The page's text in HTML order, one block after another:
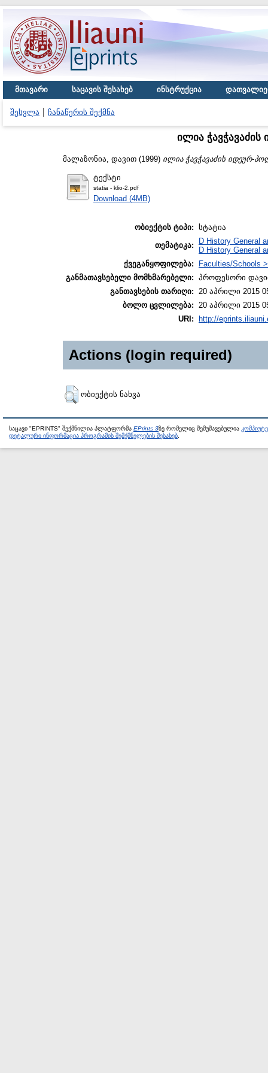
მთავარი საცავის შესახებ ინსტრუქცია
შესვლა ჩანაწერის შექმნა
ილია
მალაზონია, დავით (1999) ილია ჭავჭავაძის იდეურ-
ტექსტი
statia - klio-2.pdf
Download (4MB)
ობიექტის ტიპი: სტატია
თემატიკა:
D History General
D History General
ქვეგანყოფილება:
Faculties/Schools
განმათავსებელი მომხმარებელი: პროფესორი
განთავსების თარიღი: 20 აპრილი 2015
ბოლო ცვლილება: 20 აპრილი 2015
URI:
http://
Actions (login required)
ობიექტის ნახვა
საცავი "EPRINTS" შექმნილია პლატფორმა EPrints 3ზე რომელიც შემუშავებულია
დეტალური ინფორმაცია პროგრამის შემქმნელების შესახებ.